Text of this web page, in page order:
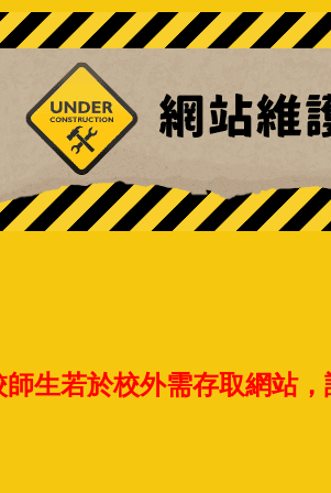
師生若於校外需存取網站